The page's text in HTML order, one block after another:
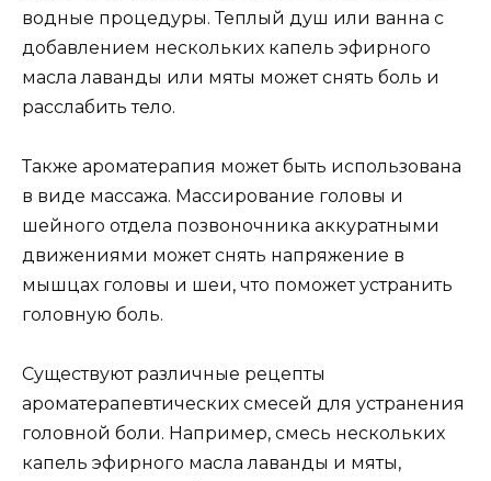
водные процедуры. Теплый душ или ванна с
добавлением нескольких капель эфирного
масла лаванды или мяты может снять боль и
расслабить тело.
Также ароматерапия может быть использована
в виде массажа. Массирование головы и
шейного отдела позвоночника аккуратными
движениями может снять напряжение в
мышцах головы и шеи, что поможет устранить
головную боль.
Существуют различные рецепты
ароматерапевтических смесей для устранения
головной боли. Например, смесь нескольких
капель эфирного масла лаванды и мяты,